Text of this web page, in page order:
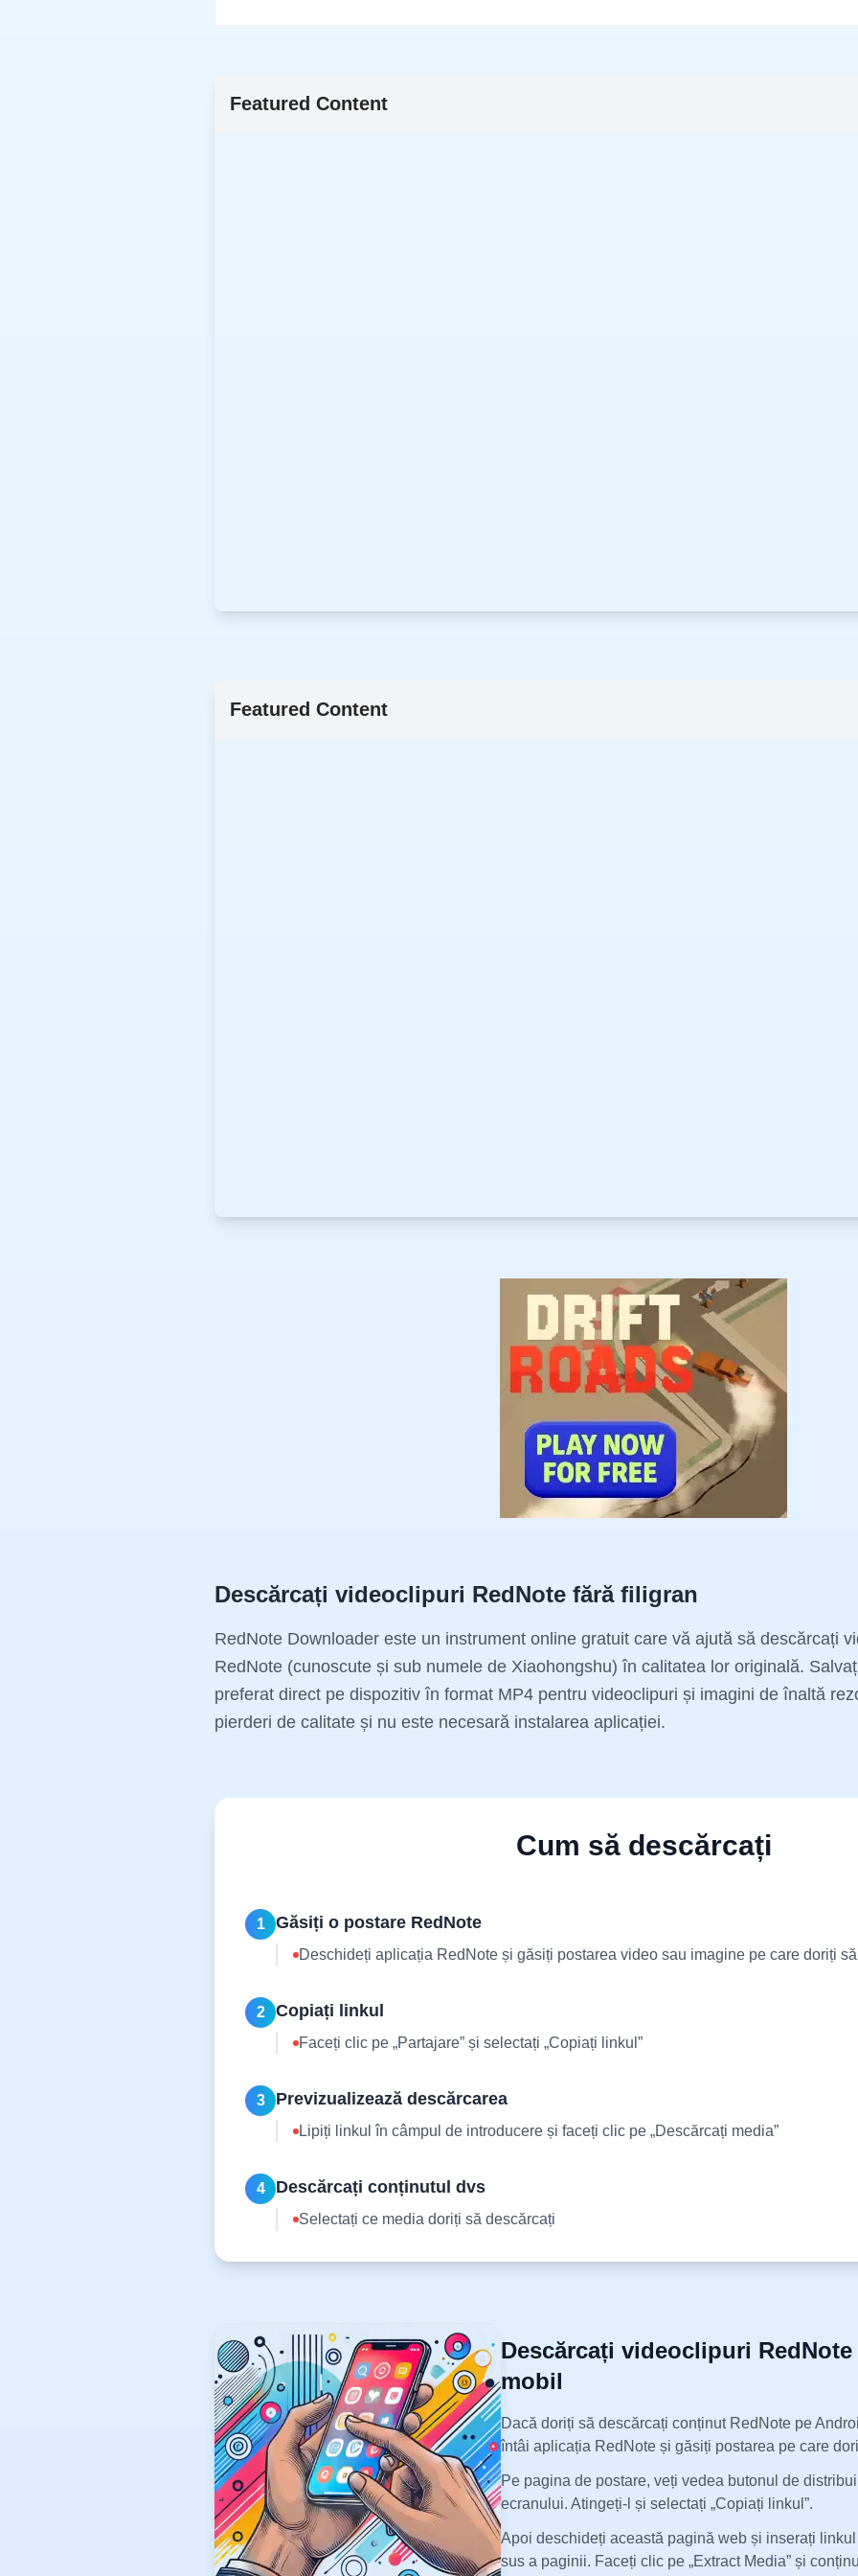
Featured Content
Featured Content
Descărcați videoclipuri RedNote fără filigran
RedNote Downloader este un instrument online gratuit care vă ajută să descărcați
RedNote (cunoscute și sub numele de Xiaohongshu) în calitatea lor originală.
preferat direct pe dispozitiv în format MP4 pentru videoclipuri și imagini de înaltă
pierderi de calitate și nu este necesară instalarea aplicației.
Cum să descărcați
1 Găsiți o postare RedNote
Deschideți aplicația RedNote și găsiți postarea video sau imagine pe care doriți
2 Copiați linkul
Faceți clic pe „Partajare” și selectați „Copiați linkul”
3 Previzualizează descărcarea
Lipiți linkul în câmpul de introducere și faceți clic pe „Descărcați media”
4 Descărcați conținutul dvs
Selectați ce media doriți să descărcați
Descărcați videoclipuri
mobil
Dacă doriți să descărcați conținut RedNote pe
întâi aplicația RedNote și găsiți postarea pe care
Pe pagina de postare, veți vedea butonul de
ecranului. Atingeți-l și selectați „Copiați linkul”.
Apoi deschideți această pagină web și inserați
sus a paginii. Faceți clic pe „Extract Media” și